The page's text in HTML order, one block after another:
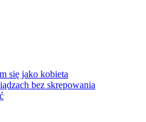
się jako kobieta
bez skrępowania